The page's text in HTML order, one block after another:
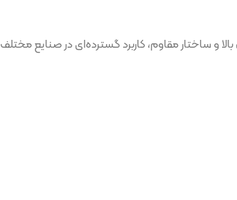
کاربرد گسترده‌ای در صنایع مختلف دارند، از جمله: